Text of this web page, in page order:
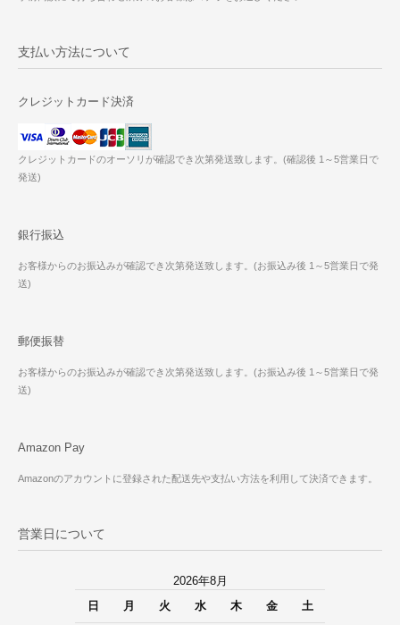
支払い方法について
クレジットカード決済
クレジットカードのオーソリが確認でき次第発送致します。(確認後 1～5営業日で
発送)
銀行振込
お客様からのお振込みが確認でき次第発送致します。(お振込み後 1～5営業日で発
送)
郵便振替
お客様からのお振込みが確認でき次第発送致します。(お振込み後 1～5営業日で発
送)
Amazon Pay
Amazonのアカウントに登録された配送先や支払い方法を利用して決済できます。
営業日について
2026年8月
日
月 火 水 木 金 土